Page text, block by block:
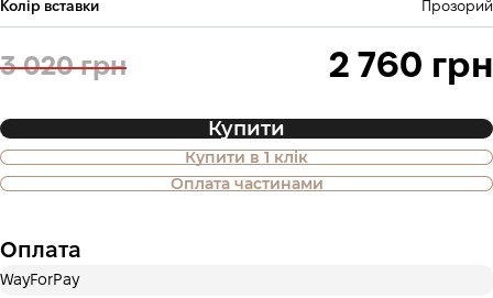
Колір вставки Прозорий
3 020 грн 2 760 грн
Купити
Купити в 1 клік
Оплата частинами
Також доступна покупка товару в
оплату частинами
Оплату можна розділити на 2 або 3 платежі. Без
Оплата
WayForPay